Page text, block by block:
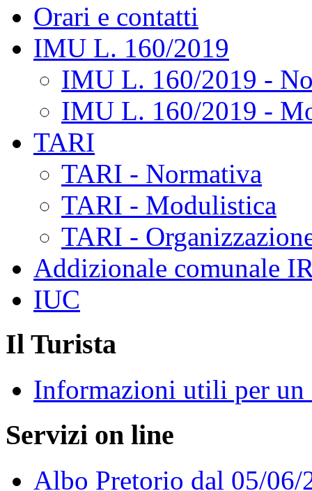
Orari e contatti
IMU L. 160/2019
IMU L. 160/2019 -
IMU L. 160/2019 -
TARI
TARI - Normativa
TARI - Modulistica
TARI -
Addizionale comunale
IUC
Il Turista
Informazioni utili per un
Servizi on line
Albo Pretorio dal 05/06/